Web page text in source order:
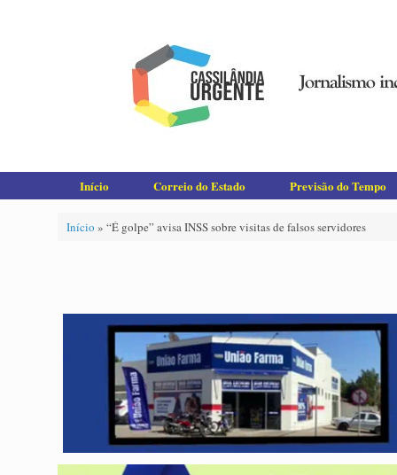
Início Correio do Estado Previsão do Tempo
Início » “É golpe” avisa INSS sobre visitas de falsos servidores